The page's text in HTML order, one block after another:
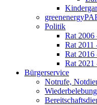
Politik
Rat 2006
Rat 2011
Rat 2016
Rat 2021
Bürgerservice
Notrufe,